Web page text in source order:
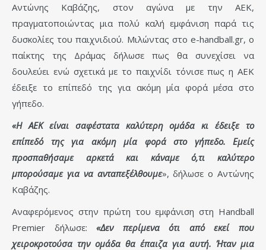
Αντώνης Καβάζης, στον αγώνα με την ΑΕΚ,
πραγματοποιώντας μια πολύ καλή εμφάνιση παρά τις
δυσκολίες του παιχνιδιού. Μιλώντας στο e-handball.gr, ο
παίκτης της Δράμας δήλωσε πως θα συνεχίσει να
δουλεύει ενώ σχετικά με το παιχνίδι τόνισε πως η ΑΕΚ
έδειξε το επίπεδό της για ακόμη μία φορά μέσα στο
γήπεδο.
«Η ΑΕΚ είναι σαφέστατα καλύτερη ομάδα κι έδειξε το
επίπεδό της για ακόμη μία φορά στο γήπεδο. Εμείς
προσπαθήσαμε αρκετά και κάναμε ό,τι καλύτερο
μπορούσαμε για να ανταπεξέλθουμε», δήλωσε ο Αντώνης
Καβάζης.
Αναφερόμενος στην πρώτη του εμφάνιση στη Handball
Premier δήλωσε:«Δεν περίμενα ότι από εκεί που
χειροκροτούσα την ομάδα θα έπαιζα για αυτή. Ήταν μια